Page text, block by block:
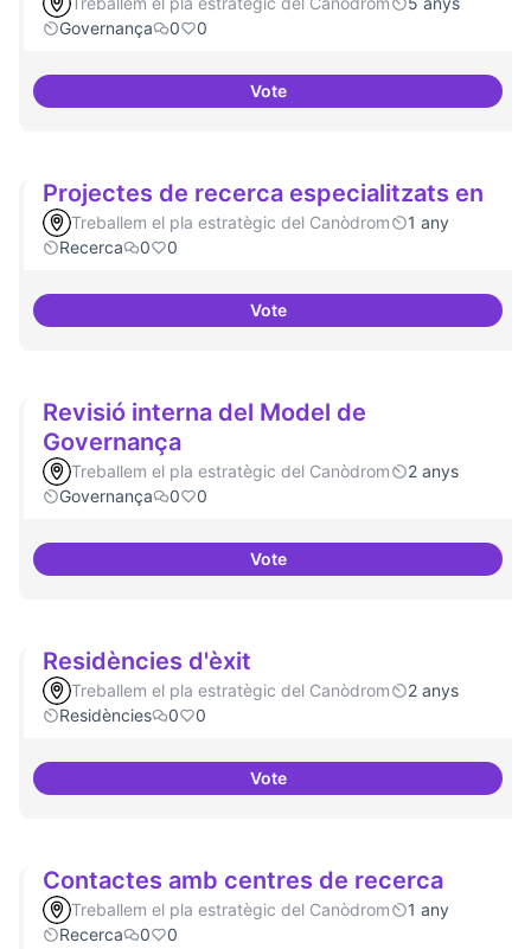
Governança
0 0
VoteGovernança oberta i multinivell
Projectes de recerca especialitzats en
Treballem el pla estratègic del Canòdrom
1 any
Recerca
0 0
VoteProjectes de recerca
Revisió interna del Model de
Governança
Treballem el pla estratègic del Canòdrom
2 anys
Governança
0 0
VoteRevisió interna del Model de
Residències d'èxit
Treballem el pla estratègic del Canòdrom
2 anys
Residències
0 0
VoteResidències d'èxit
Contactes amb centres de recerca
Treballem el pla estratègic del Canòdrom
1 any
Recerca
0 0